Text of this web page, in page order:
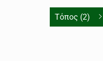
Τόπος (2)